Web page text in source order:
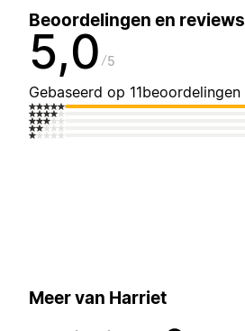
Beoordelingen en reviews
5,0 5
Gebaseerd op 11beoordelingen
Meer van Harriet